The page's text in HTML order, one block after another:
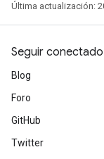
Última actualización:
Seguir conectado
Blog
Foro
GitHub
Twitter